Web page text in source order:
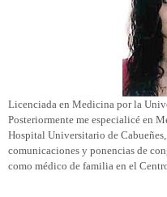
Licenciada en Medicina por la
Posteriormente me especialicé en
Hospital Universitario de
comunicaciones y ponencias de
como médico de familia en el